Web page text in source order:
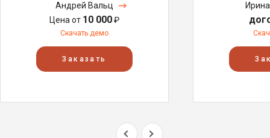
Андрей Вальц
Цена от 10 000₽
Скачать демо
Заказать